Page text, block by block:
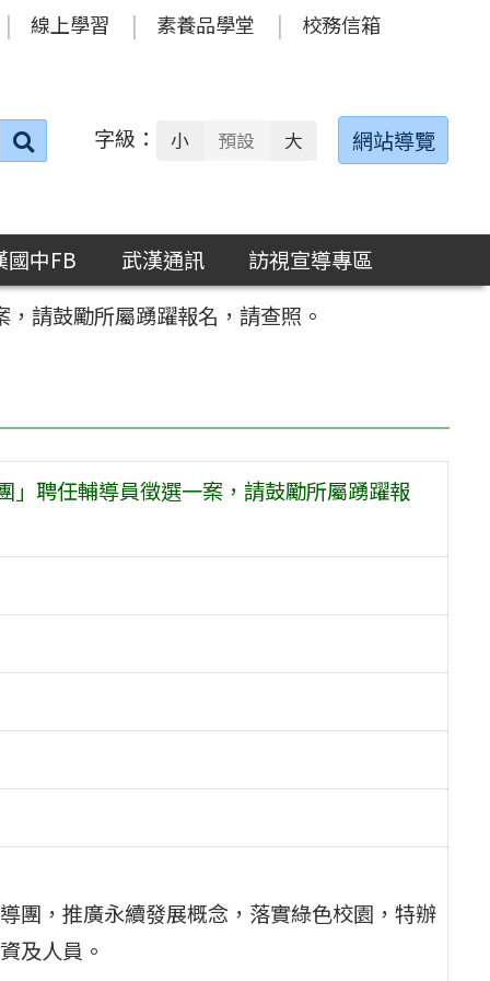
線上學習 素養品學堂 校務信箱
搜
字級： 小 預設 大 網站導覽
國中FB 武漢通訊
訪視宣導專區
請鼓勵所屬踴躍報名，請查照。
聘任輔導員徵選一案，請鼓勵所屬踴躍報
團，推廣永續發展概念，落實綠色校園，特辦
及人員。